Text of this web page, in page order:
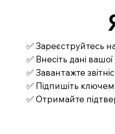
✅ Зареєструйтесь
✅ Внесіть дані
✅ Завантажте
✅ Підпишіть ключем
✅ Отримайте